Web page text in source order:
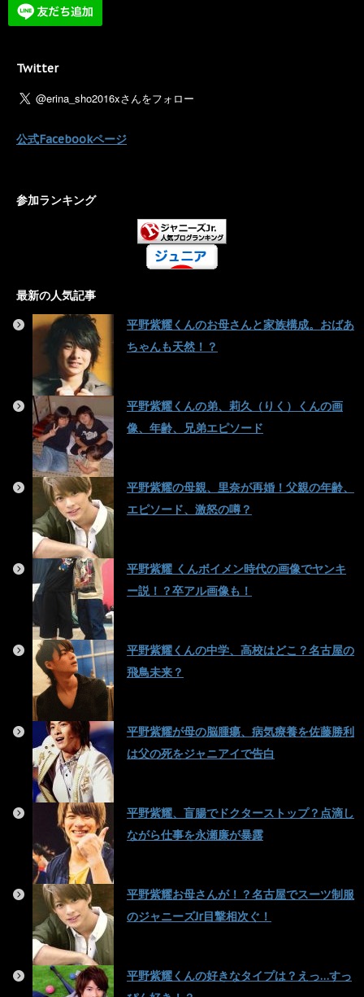
Twitter
公式Facebookページ
参加ランキング
最新の人気記事
平野紫耀くんのお母さんと家族構成。おばあ
ちゃんも天然！？
平野紫耀くんの弟、莉久（りく）くんの画
像、年齢、兄弟エピソード
平野紫耀の母親、里奈が再婚！父親の年齢、
エピソード、激怒の噂？
平野紫耀 くんボイメン時代の画像でヤンキ
ー説！？卒アル画像も！
平野紫耀くんの中学、高校はどこ？名古屋の
飛鳥未来？
平野紫耀が母の脳腫瘍、病気療養を佐藤勝利
は父の死をジャニアイで告白
平野紫耀、盲腸でドクターストップ？点滴し
ながら仕事を永瀬廉が暴露
平野紫耀お母さんが！？名古屋でスーツ制服
のジャニーズJr目撃相次ぐ！
平野紫耀くんの好きなタイプは？えっ…すっ